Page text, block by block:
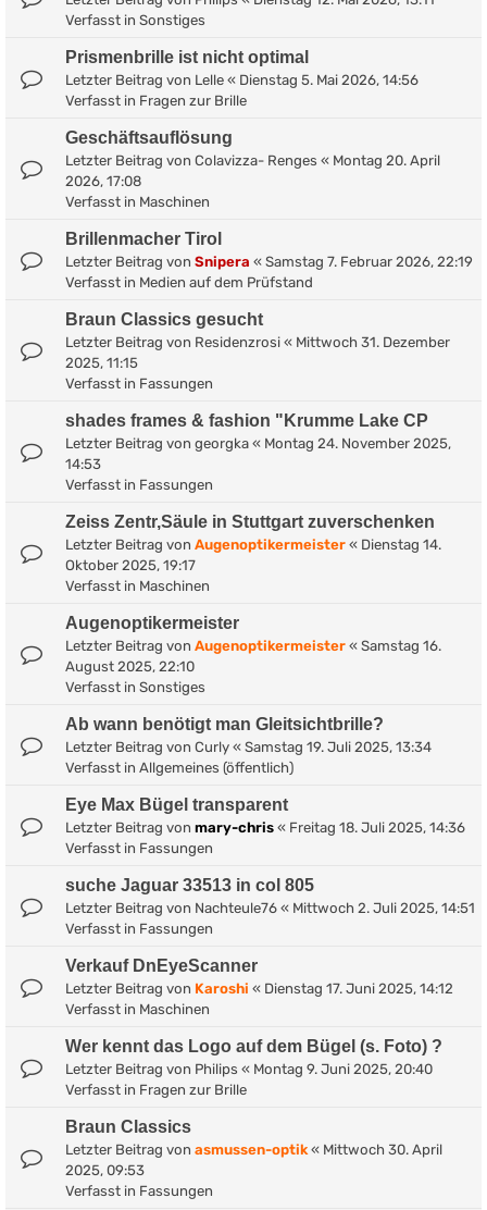
Verfasst in Sonstiges
Prismenbrille ist nicht optimal
Letzter Beitrag von Lelle « Dienstag 5. Mai 2026, 14:56
Verfasst in Fragen zur Brille
Geschäftsauflösung
Letzter Beitrag von Colavizza- Renges « Montag 20. April
2026, 17:08
Verfasst in Maschinen
Brillenmacher Tirol
Letzter Beitrag von Snipera « Samstag 7. Februar 2026, 22:19
Verfasst in Medien auf dem Prüfstand
Braun Classics gesucht
Letzter Beitrag von Residenzrosi « Mittwoch 31. Dezember
2025, 11:15
Verfasst in Fassungen
shades frames & fashion "Krumme Lake CP
Letzter Beitrag von georgka « Montag 24. November 2025,
14:53
Verfasst in Fassungen
Zeiss Zentr,Säule in Stuttgart zuverschenken
Letzter Beitrag von Augenoptikermeister « Dienstag 14.
Oktober 2025, 19:17
Verfasst in Maschinen
Augenoptikermeister
Letzter Beitrag von Augenoptikermeister « Samstag 16.
August 2025, 22:10
Verfasst in Sonstiges
Ab wann benötigt man Gleitsichtbrille?
Letzter Beitrag von Curly « Samstag 19. Juli 2025, 13:34
Verfasst in Allgemeines (öffentlich)
Eye Max Bügel transparent
Letzter Beitrag von mary-chris « Freitag 18. Juli 2025, 14:36
Verfasst in Fassungen
suche Jaguar 33513 in col 805
Letzter Beitrag von Nachteule76 « Mittwoch 2. Juli 2025, 14:51
Verfasst in Fassungen
Verkauf DnEyeScanner
Letzter Beitrag von Karoshi « Dienstag 17. Juni 2025, 14:12
Verfasst in Maschinen
Wer kennt das Logo auf dem Bügel (s. Foto) ?
Letzter Beitrag von Philips « Montag 9. Juni 2025, 20:40
Verfasst in Fragen zur Brille
Braun Classics
Letzter Beitrag von asmussen-optik« Mittwoch 30. April
2025, 09:53
Verfasst in Fassungen